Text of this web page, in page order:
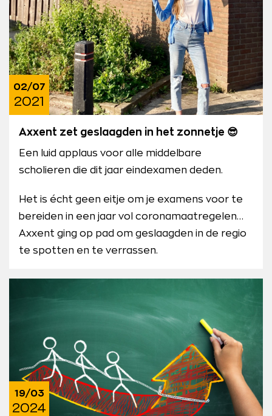
02/07
2021
Axxent zet geslaagden in het zonnetje 😎
Een luid applaus voor alle middelbare
scholieren die dit jaar eindexamen deden.
Het is écht geen eitje om je examens voor te
bereiden in een jaar vol coronamaatregelen…
Axxent ging op pad om geslaagden in de regio
te spotten en te verrassen.
19/03
2024